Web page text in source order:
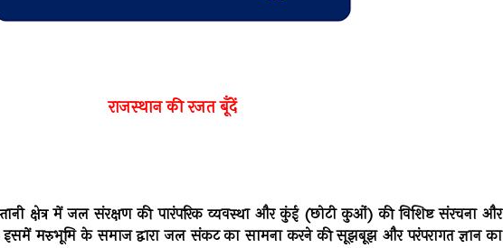
राजस्थान की रजत बूँदें
क्षेत्र में जल संरक्षण की पारंपरिक व्यवस्था और कुंई (छोटी कुओं) की विशिष्ट संरचना और
इसमें मरुभूमि के समाज द्वारा जल संकट का सामना करने की सूझबूझ और परंपरागत ज्ञान का